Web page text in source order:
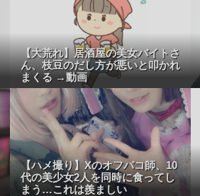
【大荒れ】居酒屋の美女バイトさ
ん、枝豆のだし方が悪いと叩かれ
まくる →動画
【ハメ撮り】Xのオフパコ師、10
代の美少女2人を同時に食ってし
まう…これは羨ましい